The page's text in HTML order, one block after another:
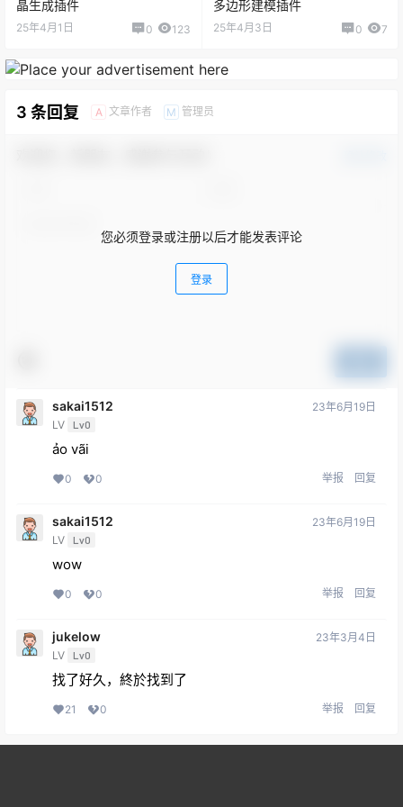
晶生成插件
25年4月1日 0 123
多边形建模插件
25年4月3日 0 7
3 条回复 A 文章作者 M 管理员
您必须登录或注册以后才能发表评论
登录
sakai1512
LV Lv0
23年6月19日
ảo vãi
0 0 举报 回复
sakai1512
LV Lv0
23年6月19日
wow
0 0 举报 回复
jukelow
LV Lv0
23年3月4日
找了好久，終於找到了
21 0 举报 回复